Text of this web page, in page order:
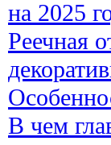
на 2025
Реечная
В чем